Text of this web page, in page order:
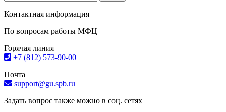
Контактная информация
По вопросам работы МФЦ
Горячая линия
+7 (812) 573-90-00
Почта
support@gu.spb.ru
Задать вопрос также можно в соц. сетях